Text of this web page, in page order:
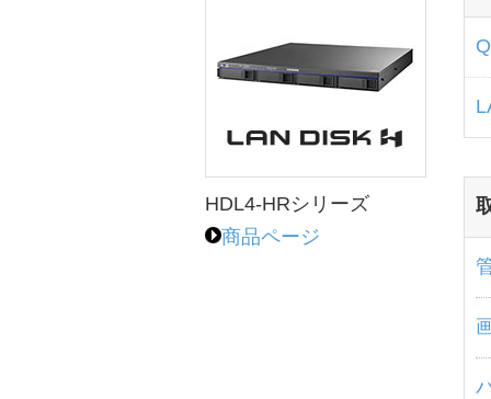
HDL4-HRシリーズ
商品ページ